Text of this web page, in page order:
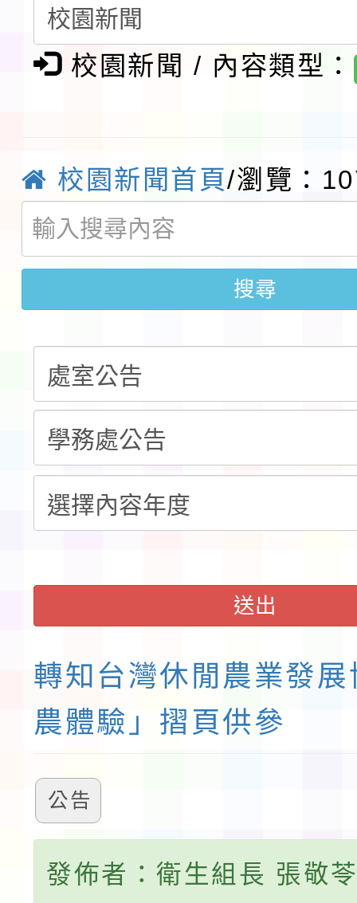
請一案
報
淨零綠領人才培育課程
檢送桃園市115學年度
實施要點各1份
程
函轉國家通訊傳播委員
鎮韌性（防空）演習－
速演練執行計畫」
「115年金融知識線上
法」
本校115學年度第1學
第3次招考代課鐘點教
告(不再辦理後續甄選)
檢送「桃園市115學年
賽實施要點」1份
本市「115學年度學生
程安排一案
「桃園市補助參觀特色
展演活動實施計畫」
請一案
校園新聞 / 內容類型：
校園新聞首頁/瀏覽：
搜尋
送出
轉知台灣休閒農業發
農體驗」摺頁供參
公告
發佈者：衛生組長 張敬